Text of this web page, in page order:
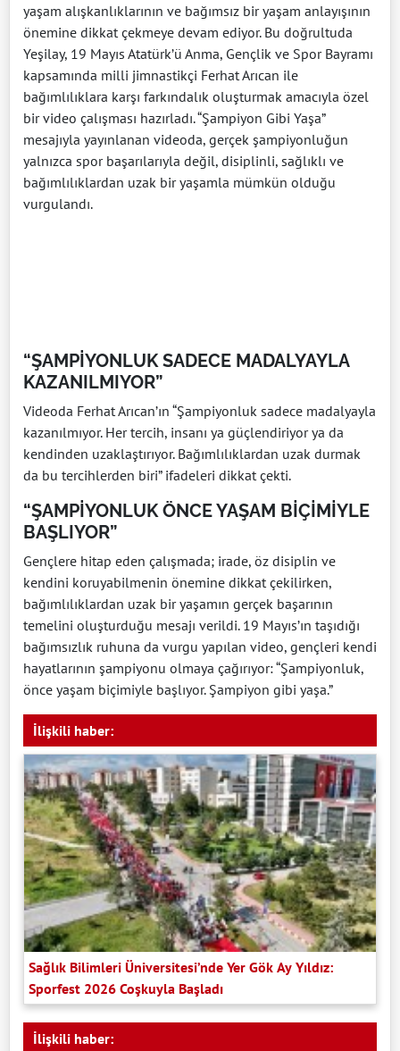
yaşam alışkanlıklarının ve bağımsız bir yaşam anlayışının
önemine dikkat çekmeye devam ediyor. Bu doğrultuda
Yeşilay, 19 Mayıs Atatürk’ü Anma, Gençlik ve Spor Bayramı
kapsamında milli jimnastikçi Ferhat Arıcan ile
bağımlılıklara karşı farkındalık oluşturmak amacıyla özel
bir video çalışması hazırladı. “Şampiyon Gibi Yaşa”
mesajıyla yayınlanan videoda, gerçek şampiyonluğun
yalnızca spor başarılarıyla değil, disiplinli, sağlıklı ve
bağımlılıklardan uzak bir yaşamla mümkün olduğu
vurgulandı.
“ŞAMPİYONLUK SADECE MADALYAYLA
KAZANILMIYOR”
Videoda Ferhat Arıcan’ın “Şampiyonluk sadece madalyayla
kazanılmıyor. Her tercih, insanı ya güçlendiriyor ya da
kendinden uzaklaştırıyor. Bağımlılıklardan uzak durmak
da bu tercihlerden biri” ifadeleri dikkat çekti.
“ŞAMPİYONLUK ÖNCE YAŞAM BİÇİMİYLE
BAŞLIYOR”
Gençlere hitap eden çalışmada; irade, öz disiplin ve
kendini koruyabilmenin önemine dikkat çekilirken,
bağımlılıklardan uzak bir yaşamın gerçek başarının
temelini oluşturduğu mesajı verildi. 19 Mayıs’ın taşıdığı
bağımsızlık ruhuna da vurgu yapılan video, gençleri kendi
hayatlarının şampiyonu olmaya çağırıyor: “Şampiyonluk,
önce yaşam biçimiyle başlıyor. Şampiyon gibi yaşa.”
İlişkili haber:
Sağlık Bilimleri Üniversitesi’nde Yer Gök Ay Yıldız:
Sporfest 2026 Coşkuyla Başladı
İlişkili haber: